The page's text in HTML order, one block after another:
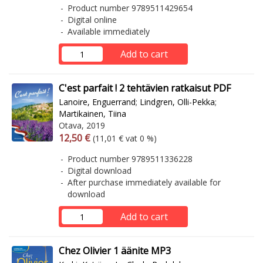
Product number 9789511429654
Digital online
Available immediately
Add to cart
C'est parfait ! 2 tehtävien ratkaisut PDF
Lanoire, Enguerrand; Lindgren, Olli-Pekka;
Martikainen, Tiina
Otava, 2019
Arvonlisäverollinen hinta
12,50 € Excl. vat
(11,01 € vat 0 %)
Product number 9789511336228
Digital download
After purchase immediately available for
download
Add to cart
Chez Olivier 1 äänite MP3